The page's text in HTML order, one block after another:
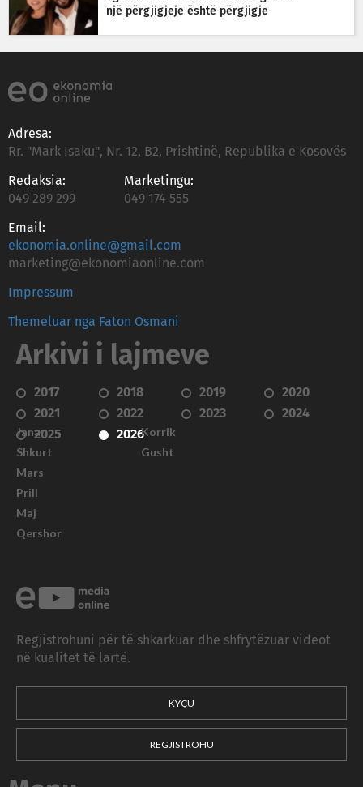
një përgjigjeje është përgjigje
Adresa:
Rr. "Mark Isaku", Nr. 12, B2, Prishtinë, Republika e Kosovës
Redaksia:
049 289 299
Marketingu:
049 174 555
Email:
ekonomia.online@gmail.com
marketing@ekonomiaonline.com
Impressum
Themeluar nga Faton Osmani
Arkivi i lajmeve
2017 2018 2019
2020
2021
2022 2023
2024
2025
2026
Janar
Shkurt
Mars
Prill
Maj
Qershor
Korrik
Gusht
Regjistrohuni për të shkarkuar dhe shfrytëzuar videot
në kualitet të lartë.
KYÇU
REGJISTROHU